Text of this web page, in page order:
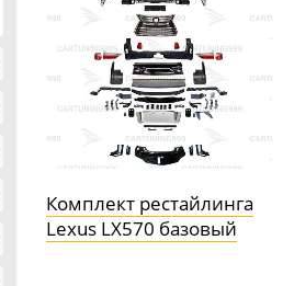
Комплект рестайлинга
Lexus LX570 базовый